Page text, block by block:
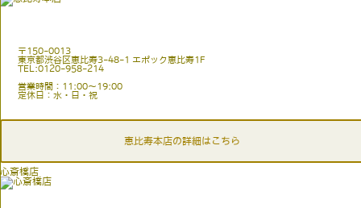
〒150-0013
東京都渋谷区恵比寿3-48-1 エポック恵比寿1F
TEL:0120-958-214
営業時間：11:00〜19:00
定休日：水・日・祝
恵比寿本店の詳細はこちら
心斎橋店